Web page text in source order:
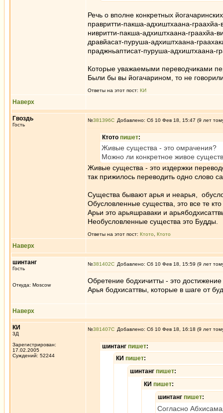
Речь о вполне конкретных
правритти-пакша-адхиштхаана-граахйа-
нивритти-пакша-адхиштхаана-граахйа-
дравйасат-пуруша-адхиштхаана-
праджньаптисат-пуруша-адхиштхаана-
Которые уважаемыми переводчиками
Были бы вы йогачарином, то не
Ответы на этот пост: КИ
Наверх
Гвоздь
Гость
№381396 Добавлено: Сб 10 Фев 18, 15:47 (9 лет
Ктото пишет:
Живые существа - это омрачения?
Можно ли конкретное живое
Живые существа - это издержки
так прижилось переводить одно слово
Существа бывают арья и неарья,
Обусловленные существа, это все те
Арьи это арьяшраваки и
Необусловленные существа это Будды.
Ответы на этот пост: Ктото Ктото
Наверх
шинтанг
Гость
Откуда: Moscow
№381402 Добавлено: Сб 10 Фев 18, 15:59 (9 лет
Обретение бодхичитты - это
Арья бодхисаттвы, которые в шаге от
Наверх
КИ
3Д
Зарегистрирован:
17.02.2005
Суждений: 52244
№381407 Добавлено: Сб 10 Фев 18, 16:18 (9 лет
шинтанг пишет:
КИ пишет:
шинтанг пишет:
КИ пишет:
шинтанг пишет:
Согласно